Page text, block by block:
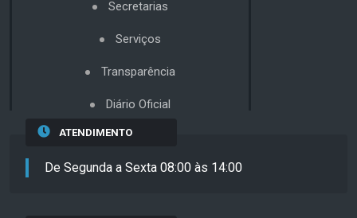
Secretarias
Serviços
Transparência
Diário Oficial
ATENDIMENTO
De Segunda a Sexta 08:00 às 14:00